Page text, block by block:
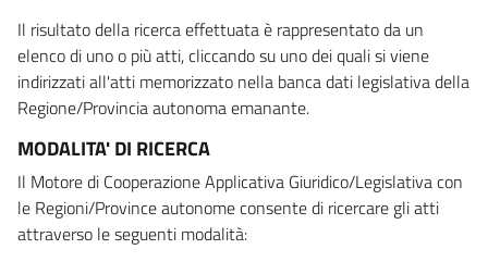
Il risultato della ricerca effettuata è rappresentato da un
elenco di uno o più atti, cliccando su uno dei quali si viene
indirizzati all'atti memorizzato nella banca dati legislativa della
Regione/Provincia autonoma emanante.
MODALITA' DI RICERCA
Il Motore di Cooperazione Applicativa Giuridico/Legislativa con
le Regioni/Province autonome consente di ricercare gli atti
attraverso le seguenti modalità: